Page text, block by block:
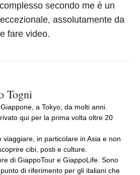
secondo me è un
assolutamente da
fare video.
Togni
a Tokyo, da molti anni.
qui per la prima volta oltre 20
viaggiare, in particolare in Asia e non
cibi, posti e culture.
di GiappoTour e GiappoLife. Sono
di riferimento per gli italiani che